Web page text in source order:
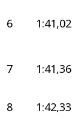
6 1:41,02
7 1:41,36
8 1:42,33